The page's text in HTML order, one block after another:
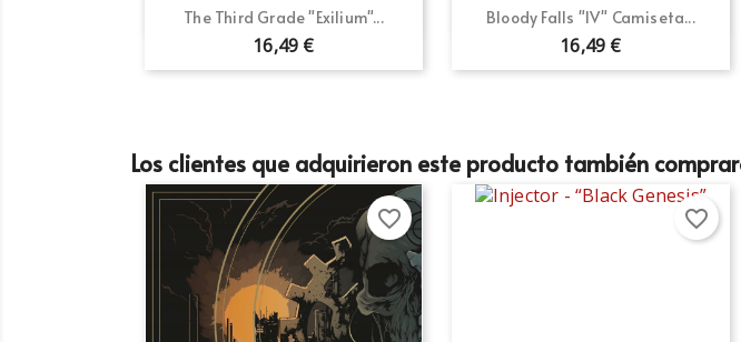
The Third Grade "Exilium"...
16,49 €
Vista rápida Bloody Falls "IV" Camiseta...
16,49 €
Vista rápida
Los clientes que adquirieron este producto también
favorite_border favorite_border